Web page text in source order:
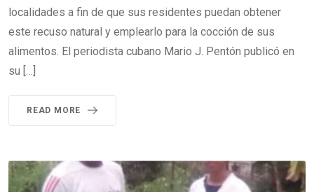
localidades a fin de que sus residentes puedan obtener
este recuso natural y emplearlo para la cocción de sus
alimentos. El periodista cubano Mario J. Pentón publicó en
su […]
READ MORE